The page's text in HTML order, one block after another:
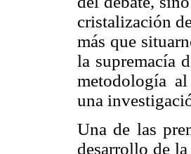
cristalización
más que
la supremacía
metodología
una
Una de las
desarrollo de